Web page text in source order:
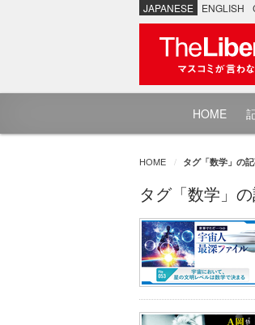
JAPANESE ENGLISH
HOME
HOME タグ「数学」の
タグ「数学」